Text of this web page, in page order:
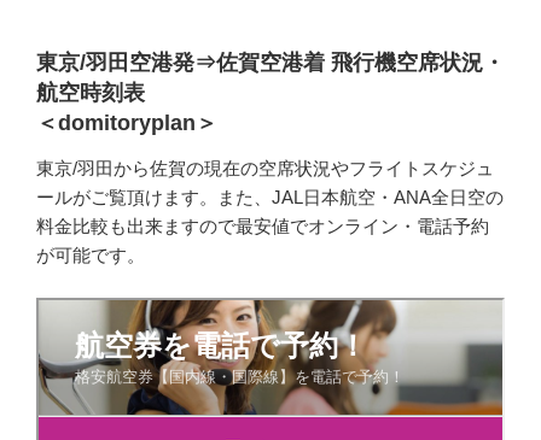
東京/羽田空港発⇒佐賀空港着 飛行機空席状況・
航空時刻表
＜domitoryplan＞
東京/羽田から佐賀の現在の空席状況やフライトスケジュ
ールがご覧頂けます。また、JAL日本航空・ANA全日空の
料金比較も出来ますので最安値でオンライン・電話予約
が可能です。